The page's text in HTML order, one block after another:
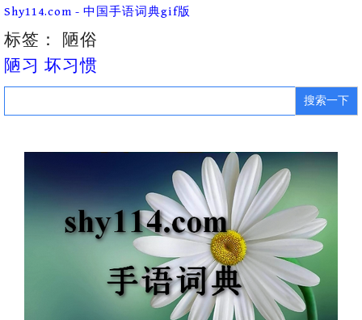
Skip
content
Shy114.com - 中国手语词典gif版
标签：
陋俗
陋习 坏习惯
Search